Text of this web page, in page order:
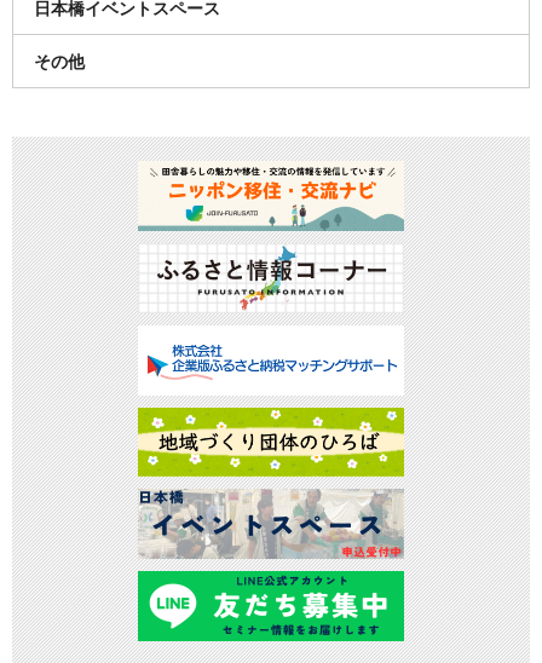
日本橋イベントスペース
その他